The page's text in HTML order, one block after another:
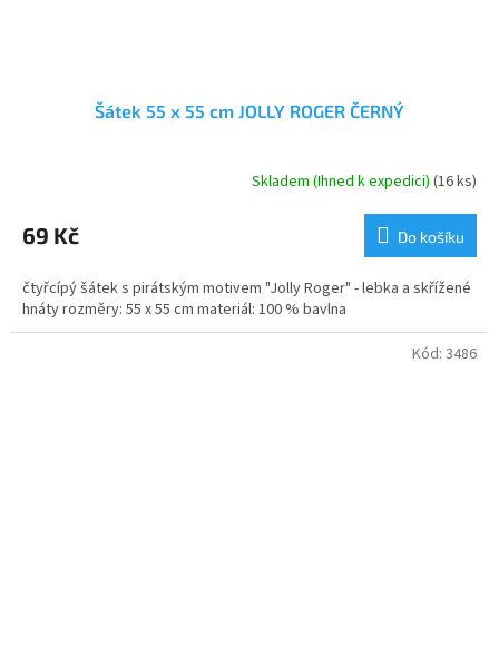
Šátek 55 x 55 cm JOLLY ROGER ČERNÝ
produktu
je
z
5
hvězdiček.
Skladem (Ihned k expedici)(16 ks)
69 Kč Do košíku
čtyřcípý šátek s pirátským motivem "Jolly Roger" - lebka a skřížené
hnáty rozměry: 55 x 55 cm materiál: 100 % bavlna
Kód: 3486